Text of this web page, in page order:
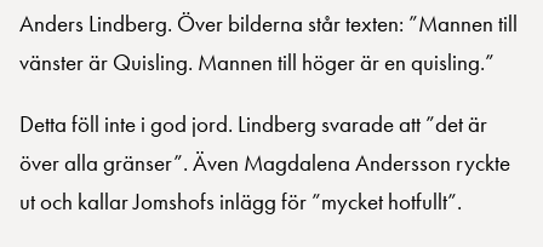
Anders Lindberg. Över bilderna står texten: ”Mannen till
vänster är Quisling. Mannen till höger är en quisling.”
Detta föll inte i god jord. Lindberg svarade att ”det är
över alla gränser”. Även Magdalena Andersson ryckte
ut och kallar Jomshofs inlägg för ”mycket hotfullt”.